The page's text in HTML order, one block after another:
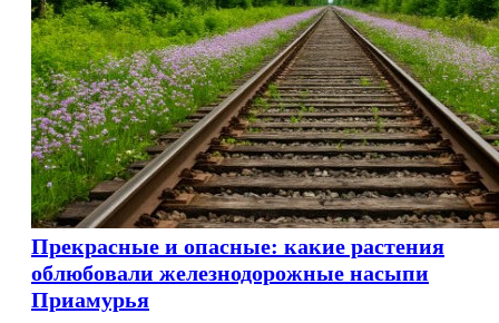
Прекрасные и опасные: какие растения
облюбовали железнодорожные насыпи
Приамурья